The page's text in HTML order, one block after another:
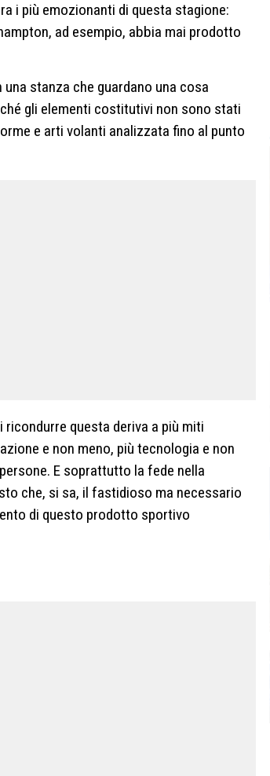
i più emozionanti di questa stagione:
ad esempio, abbia mai prodotto
stanza che guardano una cosa
gli elementi costitutivi non sono stati
e arti volanti analizzata fino al punto
ricondurre questa deriva a più miti
e non meno, più tecnologia e non
E soprattutto la fede nella
che, si sa, il fastidioso ma necessario
di questo prodotto sportivo